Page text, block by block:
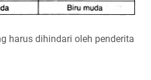
harus dihindari oleh penderita